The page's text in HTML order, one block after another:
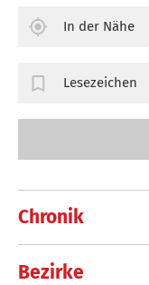
Chronik
Bezirke
In der Nähe
Lesezeichen